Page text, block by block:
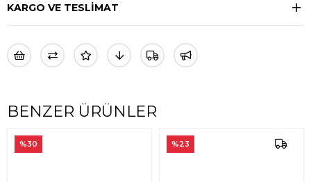
KARGO VE TESLİMAT
BENZER ÜRÜNLER
%30 %23